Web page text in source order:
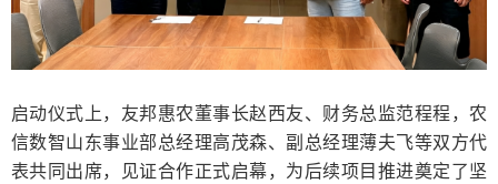
启动仪式上，友邦惠农董事长赵西友、财务总监范程程，农
信数智山东事业部总经理高茂森、副总经理薄夫飞等双方代
表共同出席，见证合作正式启幕，为后续项目推进奠定了坚